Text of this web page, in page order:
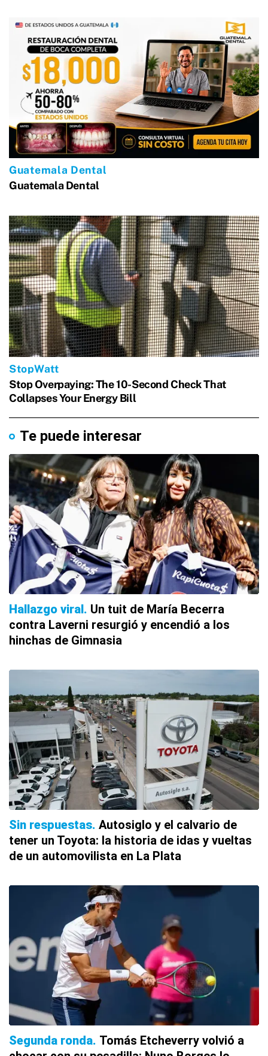
Te puede interesar
Hallazgo viral Un tuit de María Becerra
contra Laverni resurgió y encendió a los
hinchas de Gimnasia
Sin respuestas Autosiglo y el calvario de
tener un Toyota: la historia de idas y vueltas
de un automovilista en La Plata
Segunda ronda Tomás Etcheverry volvió a